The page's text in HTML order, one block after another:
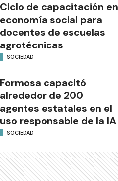
Ciclo de capacitación en
economía social para
docentes de escuelas
agrotécnicas
SOCIEDAD
Formosa capacitó
alrededor de 200
agentes estatales en el
uso responsable de la IA
SOCIEDAD